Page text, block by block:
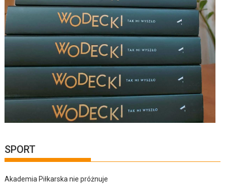
SPORT
Akademia Piłkarska nie próżnuje